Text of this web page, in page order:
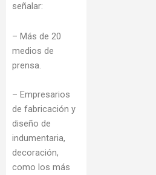
señalar:
– Más de 20
medios de
prensa.
– Empresarios
de fabricación y
diseño de
indumentaria,
decoración,
como los más